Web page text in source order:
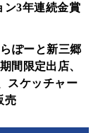
ン3年連続金賞
ぽーと新三郷
間限定出店、
スケッチャー
売